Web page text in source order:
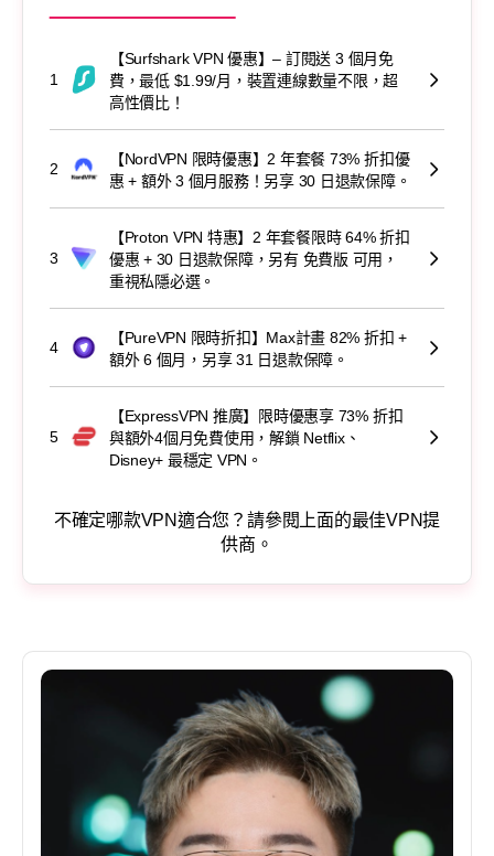
1
【Surfshark VPN 優惠】– 訂閱送 3 個月免
費，最低 $1.99/月，裝置連線數量不限，超
高性價比！
2
【NordVPN 限時優惠】2 年套餐 73% 折扣優
惠 + 額外 3 個月服務！另享 30 日退款保障。
3
【Proton VPN 特惠】2 年套餐限時 64% 折扣
優惠 + 30 日退款保障，另有 免費版 可用，
重視私隱必選。
4
【PureVPN 限時折扣】Max計畫 82% 折扣 +
額外 6 個月，另享 31 日退款保障。
5
【ExpressVPN 推廣】限時優惠享 73% 折扣
與額外4個月免費使用，解鎖 Netflix、
Disney+ 最穩定 VPN。
不確定哪款VPN適合您？請參閱上面的最佳VPN提
供商。